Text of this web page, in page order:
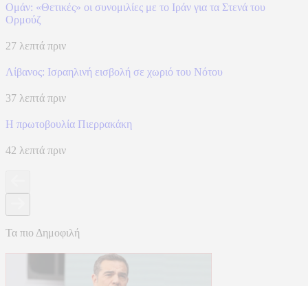
Ομάν: «Θετικές» οι συνομιλίες με το Ιράν για τα Στενά του
Ορμούζ
27 λεπτά πριν
Λίβανος: Ισραηλινή εισβολή σε χωριό του Νότου
37 λεπτά πριν
Η πρωτοβουλία Πιερρακάκη
42 λεπτά πριν
Τα πιο Δημοφιλή